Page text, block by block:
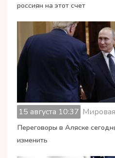
россиян на этот счет
15 августа 10:37
Переговоры в Аляске
изменить